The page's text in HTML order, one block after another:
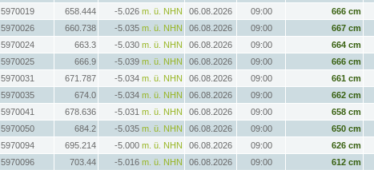
5970019 658.444 -5.026 m. ü. NHN 06.08.2026 09:00 666 cm
5970026 660.738 -5.035 m. ü. NHN 06.08.2026 09:00 667 cm
5970024 663.3 -5.030 m. ü. NHN 06.08.2026 09:00 664 cm
5970025 666.9 -5.039 m. ü. NHN 06.08.2026 09:00 666 cm
5970031 671.787 -5.034 m. ü. NHN 06.08.2026 09:00 661 cm
5970035 674.0 -5.034 m. ü. NHN 06.08.2026 09:00 662 cm
5970041 678.636 -5.031 m. ü. NHN 06.08.2026 09:00 658 cm
5970050 684.2 -5.035 m. ü. NHN 06.08.2026 09:00 650 cm
5970094 695.214 -5.000 m. ü. NHN 06.08.2026 09:00 626 cm
5970096 703.44 -5.016 m. ü. NHN 06.08.2026 09:00 612 cm